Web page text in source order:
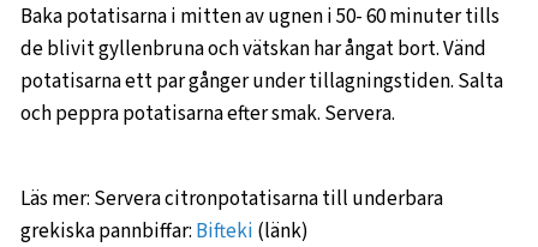
Baka potatisarna i mitten av ugnen i 50- 60 minuter tills
de blivit gyllenbruna och vätskan har ångat bort. Vänd
potatisarna ett par gånger under tillagningstiden. Salta
och peppra potatisarna efter smak. Servera.
Läs mer: Servera citronpotatisarna till underbara
grekiska pannbiffar: Bifteki (länk)